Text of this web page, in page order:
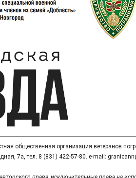
общественная организация ветеранов
7а, тел. 8 (831) 422-57-80. e-mail: